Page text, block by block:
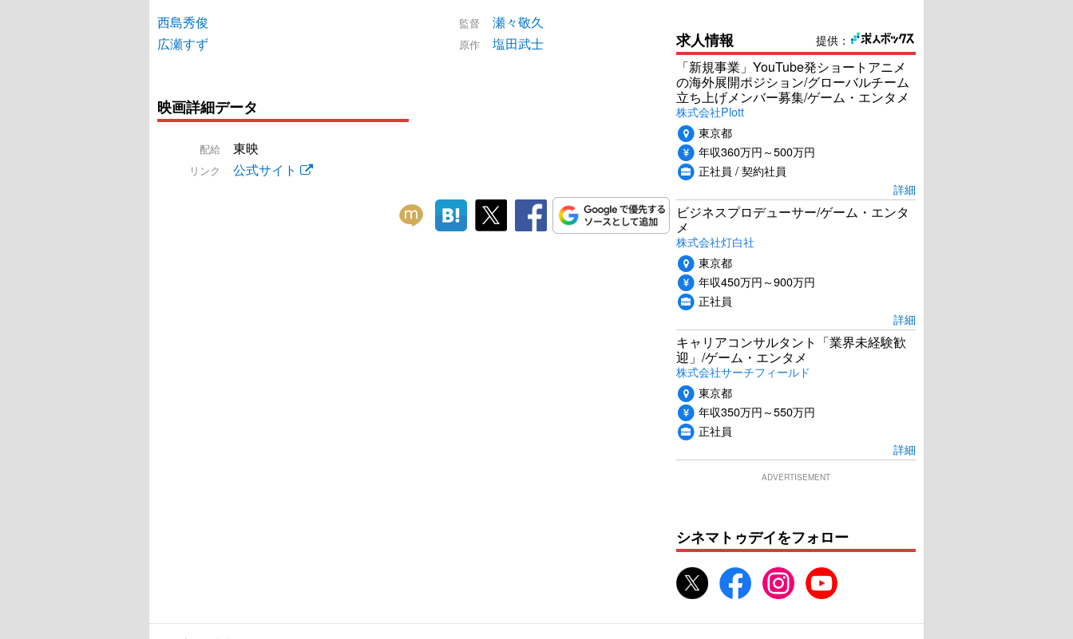
西島秀俊
広瀬すず
監督 瀬々敬久
原作 塩田武士
映画詳細データ
配給 東映
リンク 公式サイト
提供：
求人情報
「新規事業」YouTube発ショートアニメ
の海外展開ポジション/グローバルチーム
立ち上げメンバー募集/ゲーム・エンタメ
株式会社Plott
東京都
年収360万円～500万円
正社員 / 契約社員
詳細
ビジネスプロデューサー/ゲーム・エンタ
メ
株式会社灯白社
東京都
年収450万円～900万円
正社員
詳細
キャリアコンサルタント「業界未経験歓
迎」/ゲーム・エンタメ
株式会社サーチフィールド
東京都
年収350万円～550万円
正社員
詳細
ADVERTISEMENT
シネマトゥデイをフォロー